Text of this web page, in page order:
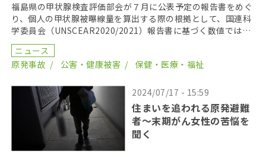
福島県の甲状腺検査評価部会が７月に公表予定の報告書をめぐ
り、個人の甲状腺被曝線量を算出する際の根拠として、国連科
学委員会（UNSCEAR2020/2021）報告書に基づく数値ではな
く、同部会の鈴木元部会長が主著者の論文デ […]
ニュース
原発事故
公害・健康被害 保健・医療・福祉
2024/07/17 - 15:59
住まいを追われる原発避難
者～末期がん女性の苦悩を
聞く